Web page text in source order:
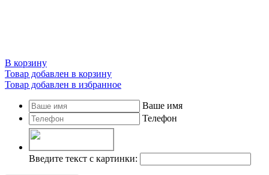
В корзину
Товар добавлен в корзину
Товар добавлен в избранное
Ваше имя
Телефон
Введите текст с картинки: